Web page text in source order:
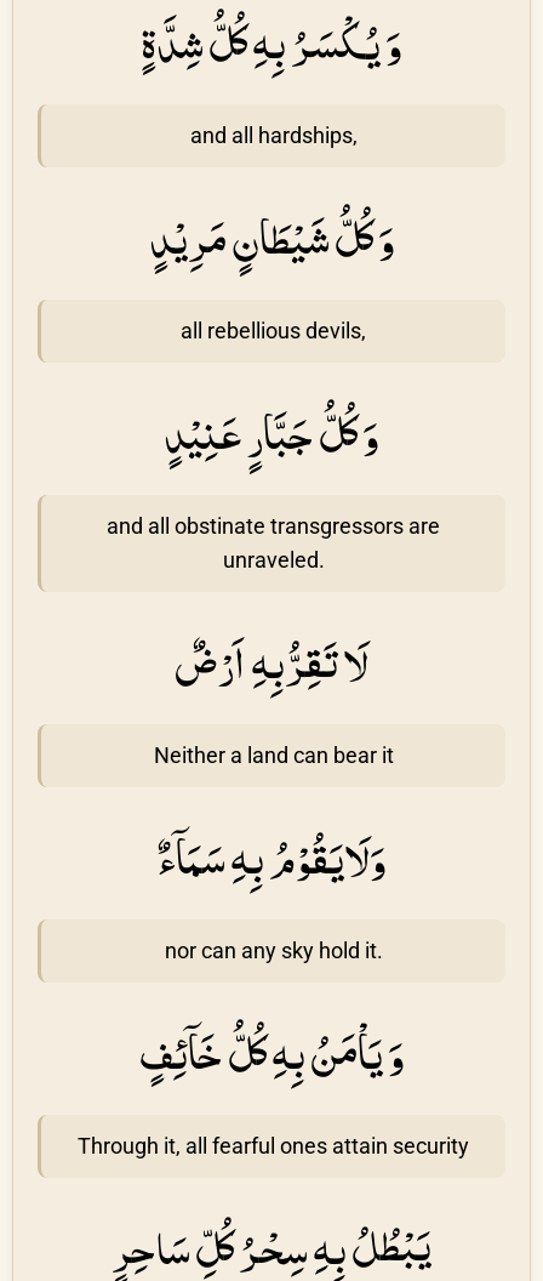
وَ يُكْسَرُ بِهِ كُلُّ شِدَّةٍ
and all hardships,
وَ كُلُّ شَيْطَانٍ مَرِيْدٍ
all rebellious devils,
وَ كُلُّ جَبَّارٍ عَنِيْدٍ
and all obstinate transgressors are
unraveled.
لَا تَقِرُّبِهِ اَرْضٌ
Neither a land can bear it
وَلَايَقُوْمُ بِهِ سَمَاۤءٌ
nor can any sky hold it.
وَ يَاْمَنُ بِهِ كُلُّ خَاۤئِفٍ
Through it, all fearful ones attain security
يَبْطُلُ بِهِ سِحْرُ كُلِّ سَاحِرٍ